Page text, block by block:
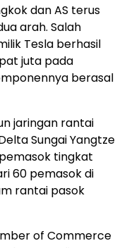
dan AS terus
arah. Salah
Tesla berhasil
juta pada
berasal
jaringan rantai
Sungai Yangtze
tingkat
60 pemasok di
rantai pasok
of Commerce